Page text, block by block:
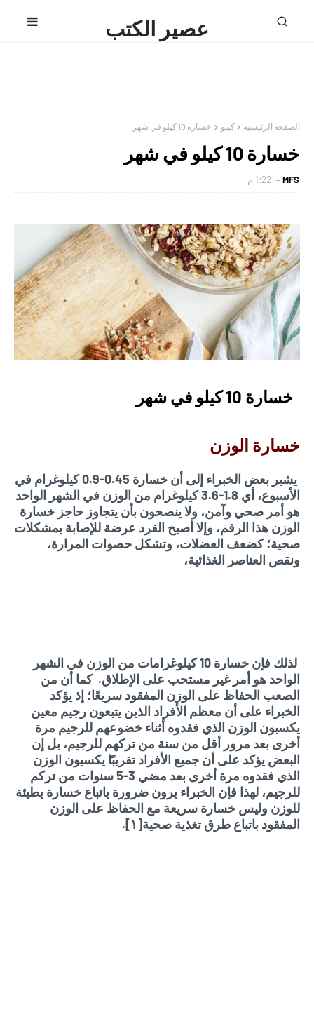
عصير الكتب
الصفحة الرئيسية كيتو خسارة 10 كيلو في شهر
خسارة 10 كيلو في شهر
MFS 1:22 م
خسارة 10 كيلو في شهر
خسارة الوزن
يشير بعض الخبراء إلى أن خسارة 0.45-0.9 كيلوغرام في
الأسبوع، أي 1.8-3.6 كيلوغرام من الوزن في الشهر الواحد
هو أمر صحي وآمن، ولا ينصحون بأن يتجاوز حاجز خسارة
الوزن هذا الرقم، وإلا أصبح الفرد عرضة للإصابة بمشكلات
صحية؛ كضعف العضلات، وتشكل حصوات المرارة،
ونقص العناصر الغذائية،
لذلك فإن خسارة 10 كيلوغرامات من الوزن في الشهر
الواحد هو أمر غير مستحب على الإطلاق. كما أن من
الصعب الحفاظ على الوزن المفقود سريعًا؛ إذ يؤكد
الخبراء على أن معظم الأفراد الذين يتبعون رجيم معين
يكسبون الوزن الذي فقدوه أثناء خضوعهم للرجيم مرة
أخرى بعد مرور أقل من سنة من تركهم للرجيم، بل إن
البعض يؤكد على أن جميع الأفراد تقريبًا يكسبون الوزن
الذي فقدوه مرة أخرى بعد مضي 3-5 سنوات من تركم
للرجيم، لهذا فإن الخبراء يرون ضرورة باتباع خسارة بطيئة
للوزن وليس خسارة سريعة مع الحفاظ على الوزن
المفقود باتباع طرق تغذية صحية[١].